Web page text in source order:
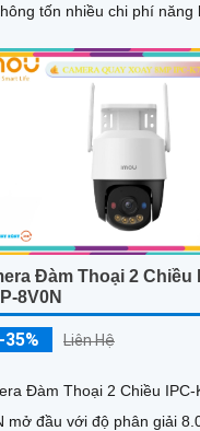
tốn nhiều chi phí năng
Đàm Thoại 2 Chiều
8V0N
35% Liên Hệ
Đàm Thoại 2 Chiều IPC-
mở đầu với độ phân giải